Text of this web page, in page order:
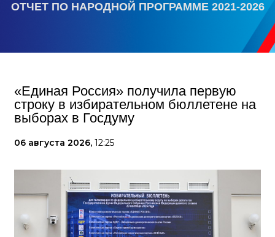
ОТЧЕТ ПО НАРОДНОЙ ПРОГРАММЕ 2021-2026
«Единая Россия» получила первую
строку в избирательном бюллетене на
выборах в Госдуму
06 августа 2026, 12:25